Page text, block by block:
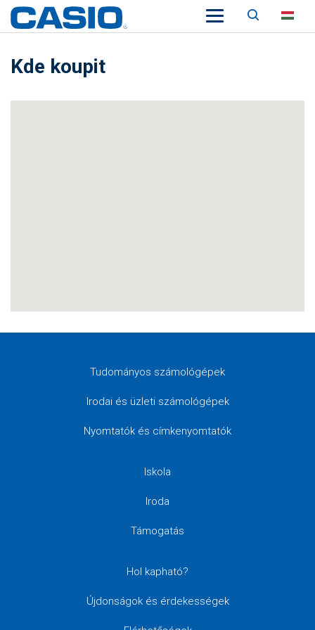
Keresés
Kde koupit
Tudományos számológépek
Irodai és üzleti számológépek
Nyomtatók és címkenyomtatók
Iskola
Iroda
Támogatás
Hol kapható?
Újdonságok és érdekességek